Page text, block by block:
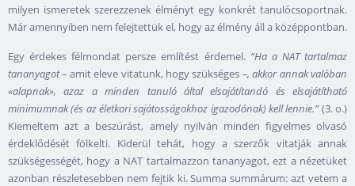
milyen ismeretek szerezzenek élményt egy konkrét tanulócsoportnak.
Már amennyiben nem felejtettük el, hogy az élmény áll a középpontban.
Egy érdekes félmondat persze említést érdemel. “Ha a NAT tartalmaz
tananyagot – amit eleve vitatunk, hogy szükséges –, akkor annak valóban
«alapnak», azaz a minden tanuló által elsajátítandó és elsajátítható
minimumnak (és az életkori sajátosságokhoz igazodónak) kell lennie.”(3. o.)
Kiemeltem azt a beszúrást, amely nyilván minden figyelmes olvasó
érdeklődését fölkelti. Kiderül tehát, hogy a szerzők vitatják annak
szükségességét, hogy a NAT tartalmazzon tananyagot, ezt a nézetüket
azonban részletesebben nem fejtik ki. Summa summárum: azt vetem a